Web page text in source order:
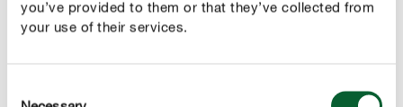
you’ve provided to them or that they’ve collected from
your use of their services.
aumenta la capacità di conservare a lungo un buon
nutritivo a lungo termine, fino a 5 mesi.